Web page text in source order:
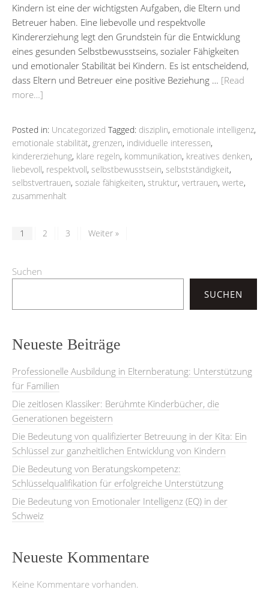
Kindern ist eine der wichtigsten Aufgaben, die Eltern und
Betreuer haben. Eine liebevolle und respektvolle
Kindererziehung legt den Grundstein für die Entwicklung
eines gesunden Selbstbewusstseins, sozialer Fähigkeiten
und emotionaler Stabilität bei Kindern. Es ist entscheidend,
dass Eltern und Betreuer eine positive Beziehung … [Read
more…]
Posted in: Uncategorized Tagged: disziplin, emotionale intelligenz,
emotionale stabilität, grenzen, individuelle interessen,
kindererziehung, klare regeln, kommunikation, kreatives denken,
liebevoll, respektvoll, selbstbewusstsein, selbstständigkeit,
selbstvertrauen, soziale fähigkeiten, struktur, vertrauen, werte,
zusammenhalt
1 2 3 Weiter »
Suchen
SUCHEN
Neueste Beiträge
Professionelle Ausbildung in Elternberatung: Unterstützung
für Familien
Die zeitlosen Klassiker: Berühmte Kinderbücher, die
Generationen begeistern
Die Bedeutung von qualifizierter Betreuung in der Kita: Ein
Schlüssel zur ganzheitlichen Entwicklung von Kindern
Die Bedeutung von Beratungskompetenz:
Schlüsselqualifikation für erfolgreiche Unterstützung
Die Bedeutung von Emotionaler Intelligenz (EQ) in der
Schweiz
Neueste Kommentare
Keine Kommentare vorhanden.